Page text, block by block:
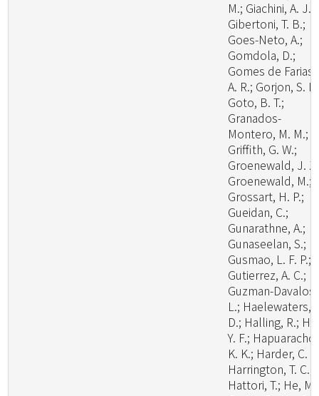
M.; Giachini, A. J.;
Gibertoni, T. B.;
Goes-Neto, A.;
Gomdola, D.;
Gomes de Farias,
A. R.; Gorjon, S.
Goto, B. T.;
Granados-
Montero, M. M.;
Griffith, G. W.;
Groenewald, J.
Groenewald, M.;
Grossart, H. P.;
Gueidan, C.;
Gunarathne, A.;
Gunaseelan, S.;
Gusmao, L. F. P.;
Gutierrez, A. C.;
Guzman-Davalos,
L.; Haelewaters,
D.; Halling, R.;
Y. F.;
K. K.; Harder, C.
Harrington, T. C.;
Hattori, T.; He, M.